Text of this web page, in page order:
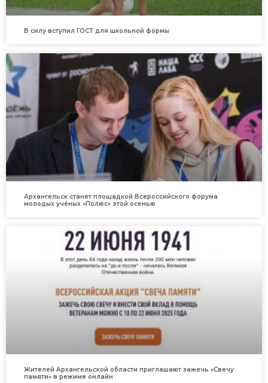
В силу вступил ГОСТ для школьной формы
Архангельск станет площадкой Всероссийского форума
молодых учёных «Полюс» этой осенью
Жителей Архангельской области приглашают зажечь «Свечу
памяти» в режиме онлайн